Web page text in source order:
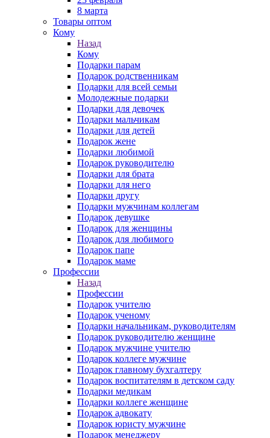
8 марта
Товары оптом
Кому
Назад
Кому
Подарки парам
Подарок родственникам
Подарки для всей семьи
Молодежные подарки
Подарки для девочек
Подарки мальчикам
Подарки для детей
Подарок жене
Подарки любимой
Подарок руководителю
Подарки для брата
Подарки для него
Подарки другу
Подарки мужчинам коллегам
Подарок девушке
Подарок для женщины
Подарок для любимого
Подарок папе
Подарок маме
Профессии
Назад
Профессии
Подарок учителю
Подарок ученому
Подарки начальникам, руководителям
Подарок руководителю женщине
Подарок мужчине учителю
Подарок коллеге мужчине
Подарок главному бухгалтеру
Подарок воспитателям в детском саду
Подарки медикам
Подарки коллеге женщине
Подарок адвокату
Подарок юристу мужчине
Подарок менеджеру